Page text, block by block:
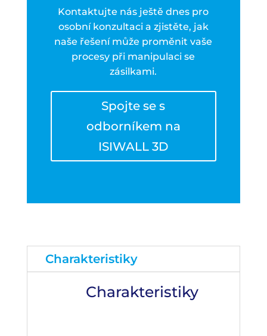
Kontaktujte nás ještě dnes pro
osobní konzultaci a zjistěte, jak
naše řešení může proměnit vaše
procesy při manipulaci se
zásilkami.
Spojte se s
odborníkem na
ISIWALL 3D
Charakteristiky
Charakteristiky